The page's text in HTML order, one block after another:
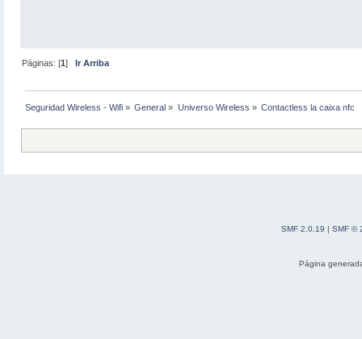
Páginas: [1]Ir Arriba
Seguridad Wireless - Wifi » General » Universo Wireless » Contactless la caixa nfc
SMF 2.0.19 | SMF ©
Página